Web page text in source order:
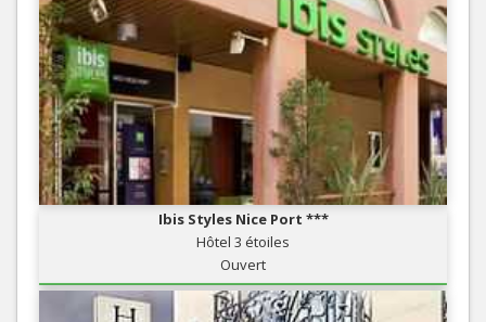
Ibis Styles Nice Port ***
Hôtel 3 étoiles
Ouvert